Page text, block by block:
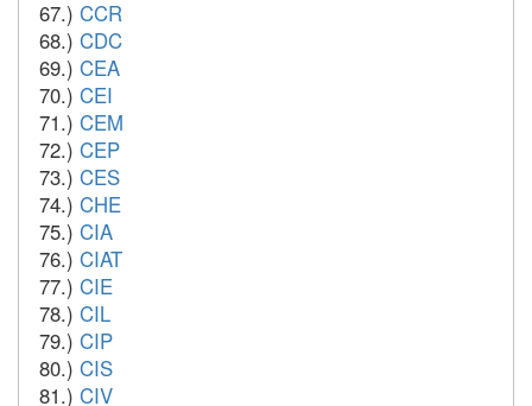
67.) CCR
68.) CDC
69.) CEA
70.) CEI
71.) CEM
72.) CEP
73.) CES
74.) CHE
75.) CIA
76.) CIAT
77.) CIE
78.) CIL
79.) CIP
80.) CIS
81.) CIV